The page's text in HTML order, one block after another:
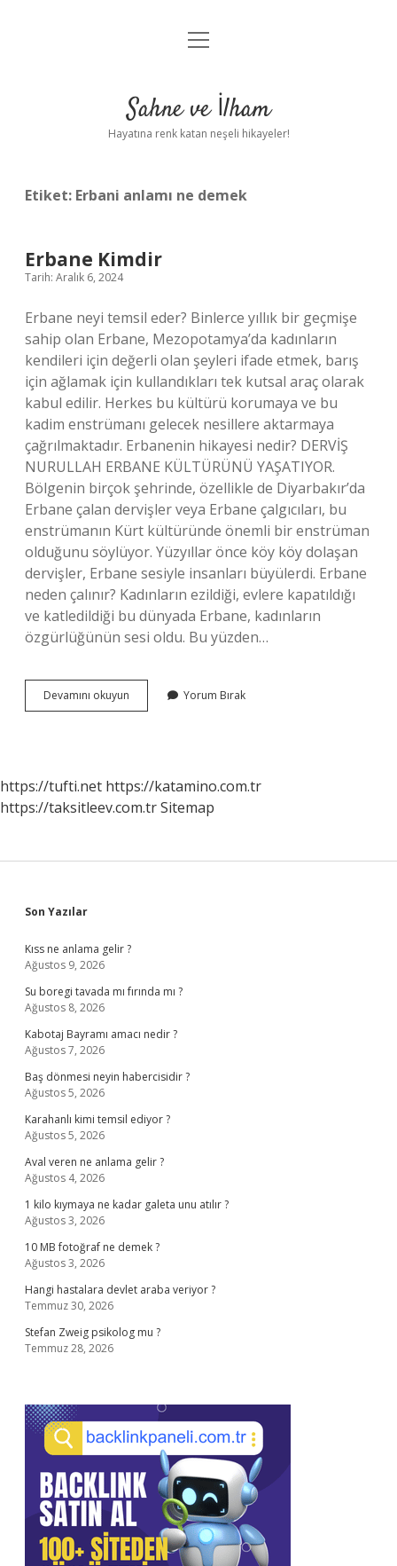
Anasayfa
Yasal Uyarı
menüyü
Sahne ve İlham
Hayatına renk katan neşeli hikayeler!
Etiket: Erbani anlamı ne demek
Erbane Kimdir
Tarih: Aralık 6, 2024
Erbane neyi temsil eder? Binlerce yıllık bir geçmişe
sahip olan Erbane, Mezopotamya’da kadınların
kendileri için değerli olan şeyleri ifade etmek, barış
için ağlamak için kullandıkları tek kutsal araç olarak
kabul edilir. Herkes bu kültürü korumaya ve bu
kadim enstrümanı gelecek nesillere aktarmaya
çağrılmaktadır. Erbanenin hikayesi nedir? DERVİŞ
NURULLAH ERBANE KÜLTÜRÜNÜ YAŞATIYOR.
Bölgenin birçok şehrinde, özellikle de Diyarbakır’da
Erbane çalan dervişler veya Erbane çalgıcıları, bu
enstrümanın Kürt kültüründe önemli bir enstrüman
olduğunu söylüyor. Yüzyıllar önce köy köy dolaşan
dervişler, Erbane sesiyle insanları büyülerdi. Erbane
neden çalınır? Kadınların ezildiği, evlere kapatıldığı
ve katledildiği bu dünyada Erbane, kadınların
özgürlüğünün sesi oldu. Bu yüzden…
Devamını okuyun
Kimdir
Yorum Bırak
https://tufti.net https://katamino.com.tr
https://taksitleev.com.trSitemap
Sidebar
Son Yazılar
Kıss ne anlama gelir ?
Ağustos 9, 2026
Su boregi tavada mı fırında mı ?
Ağustos 8, 2026
Kabotaj Bayramı amacı nedir ?
Ağustos 7, 2026
Baş dönmesi neyin habercisidir ?
Ağustos 5, 2026
Karahanlı kimi temsil ediyor ?
Ağustos 5, 2026
Aval veren ne anlama gelir ?
Ağustos 4, 2026
1 kilo kıymaya ne kadar galeta unu atılır ?
Ağustos 3, 2026
10 MB fotoğraf ne demek ?
Ağustos 3, 2026
Hangi hastalara devlet araba veriyor ?
Temmuz 30, 2026
Stefan Zweig psikolog mu ?
Temmuz 28, 2026